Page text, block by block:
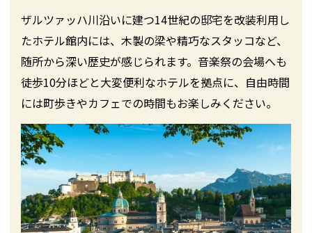
ザルツァッハ川沿いに建つ14世紀の邸宅を改装利用し
たホテル館内には、木製の梁や精巧なスタッコなど、
随所から深い歴史が感じられます。音楽祭の会場へも
徒歩10分ほどと大変便利なホテルを拠点に、自由時間
には町歩きやカフェでの時間もお楽しみください。